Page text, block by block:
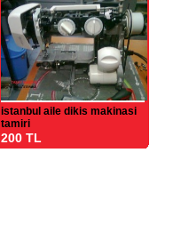
istanbul aile dikis makinasi
tamiri
200 TL